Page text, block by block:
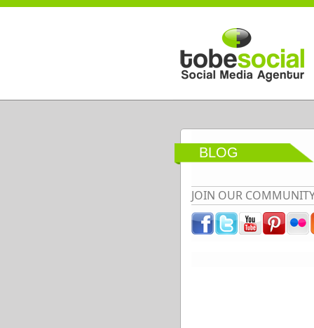
Direkt zum Inhalt
BLOG
JOIN OUR